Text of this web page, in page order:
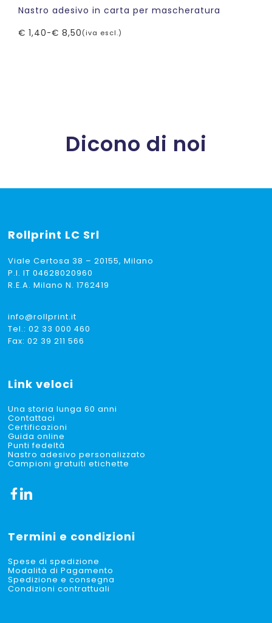
Nastro adesivo in carta per mascheratura
€ 1,40-€ 8,50
Fascia
(iva escl.)
Dicono di noi
Rollprint LC Srl
Viale Certosa 38 – 20155, Milano
P.I. IT 04628020960
R.E.A. Milano N. 1762419
info@rollprint.it
Tel.:02 33 000 460
Fax: 02 39 211 566
Link veloci
Una storia lunga 60 anni
Contattaci
Certificazioni
Guida online
Punti fedeltà
Nastro adesivo personalizzato
Campioni gratuiti etichette
Termini e condizioni
Spese di spedizione
Modalità di Pagamento
Spedizione e consegna
Condizioni contrattuali